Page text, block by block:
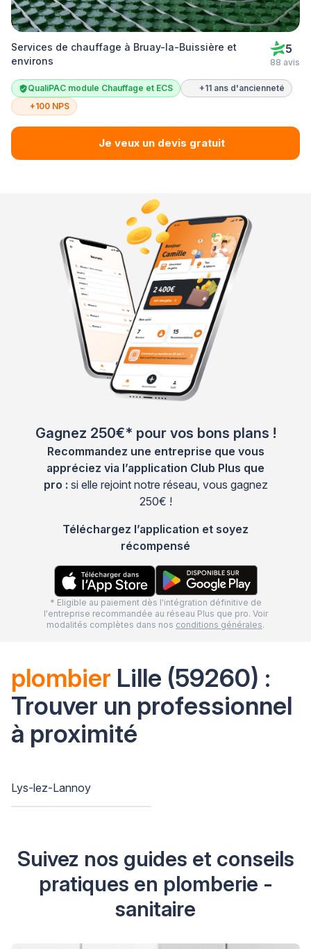
Services de chauffage à Bruay-la-Buissière et
environs
5
88 avis
QualiPAC module Chauffage et ECS
+11 ans d'ancienneté
+100 NPS
Je veux un devis gratuit
Gagnez 250€* pour vos bons plans !
Recommandez une entreprise que vous
appréciez via l’application Club Plus que
pro : si elle rejoint notre réseau, vous gagnez
250€ !
Téléchargez l’application et soyez
récompensé
* Eligible au paiement dès l'intégration définitive de
l'entreprise recommandée au réseau Plus que pro. Voir
modalités complètes dans nos conditions générales.
plombier Lille (59260) :
Trouver un professionnel
à proximité
Lys-lez-Lannoy
Suivez nos guides et conseils
pratiques en plomberie -
sanitaire